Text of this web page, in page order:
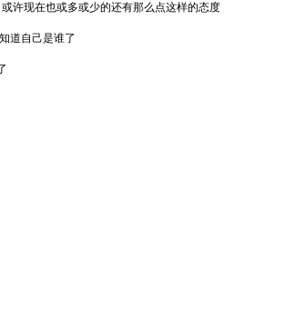
许现在也或多或少的还有那么点这样的态度
道自己是谁了